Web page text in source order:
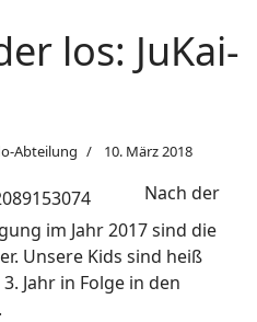
los: JuKai-
Abteilung 10. März 2018
Nach der
im Jahr 2017 sind die
Unsere Kids sind heiß
Jahr in Folge in den